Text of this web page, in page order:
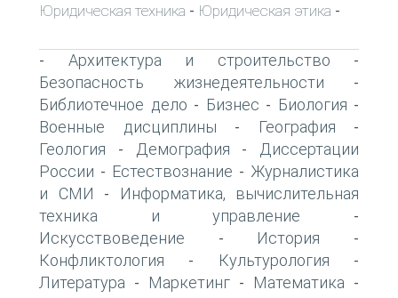
Юридическая техника - Юридическая этика -
- Архитектура и строительство -
Безопасность жизнедеятельности -
Библиотечное дело - Бизнес - Биология -
Военные дисциплины - География -
Геология - Демография -
Диссертации
России - Естествознание - Журналистика
и СМИ -
Информатика, вычислительная
техника и управление -
Искусствоведение - История -
Конфликтология - Культурология -
Литература - Маркетинг - Математика -